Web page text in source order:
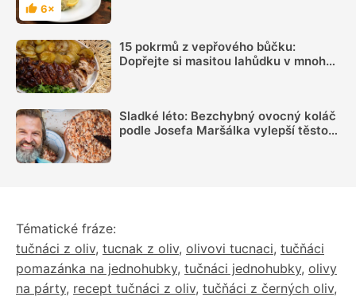
Hodnocení
6×
15 pokrmů z vepřového bůčku:
Dopřejte si masitou lahůdku v mnoha
Sladké léto: Bezchybný ovocný koláč
podle Josefa Maršálka vylepší těsto s
Tématické fráze:
tučnáci z oliv, tucnak z oliv, olivovi tucnaci, tučňáci
pomazánka na jednohubky, tučnáci jednohubky, olivy
na párty, recept tučnáci z oliv, tučňáci z černých oliv,